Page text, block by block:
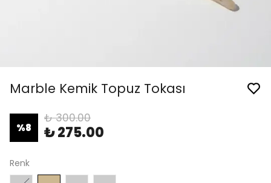
Marble Kemik Topuz Tokası
%8
₺ 300.00
₺ 275.00
Renk